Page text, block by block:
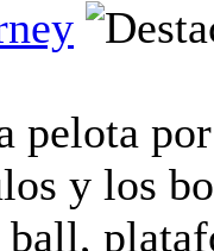
pelota
y los